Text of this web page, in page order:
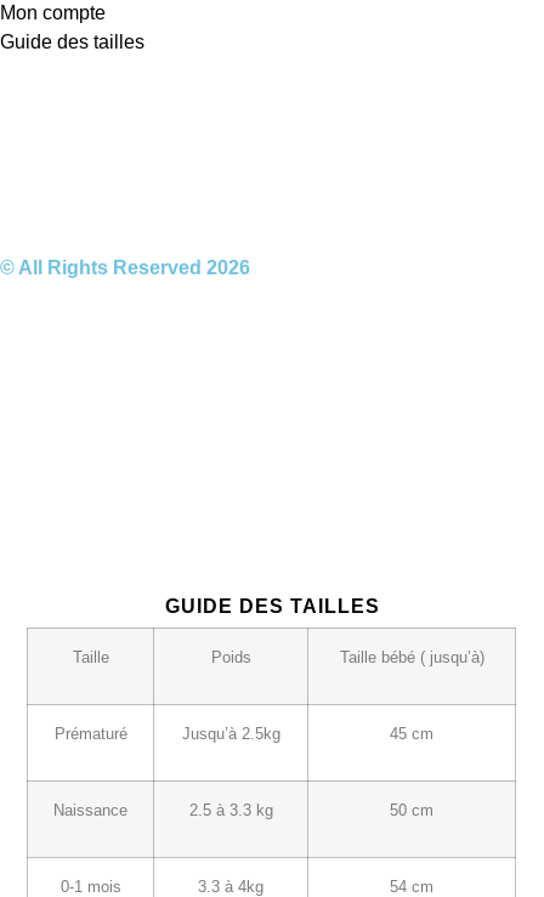
Mon compte
Guide des tailles
© All Rights Reserved 2026
GUIDE DES TAILLES
Taille Poids Taille bébé ( jusqu’à)
Prématuré Jusqu’à 2.5kg 45 cm
Naissance 2.5 à 3.3 kg 50 cm
0-1 mois 3.3 à 4kg 54 cm